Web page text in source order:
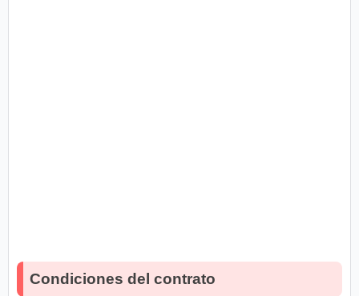
Condiciones del contrato